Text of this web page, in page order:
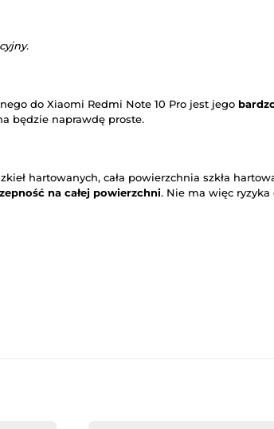
do Xiaomi Redmi Note 10 Pro jest jego
będzie naprawdę proste.
hartowanych, cała powierzchnia szkła
na całej powierzchni. Nie ma więc